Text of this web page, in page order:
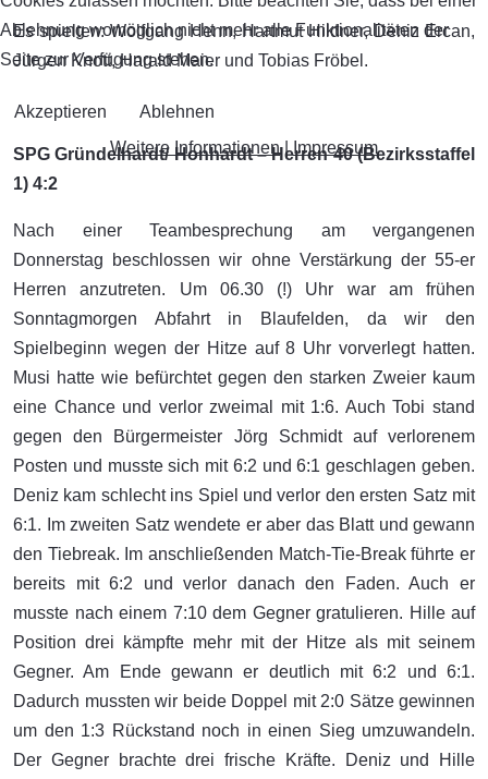
Es spielten: Wolfgang Henn, Hartmut Hildner, Deniz Ercan,
Jürgen Knott, Harald Maier und Tobias Fröbel.
SPG Gründelhardt/ Honhardt – Herren 40 (Bezirksstaffel
1) 4:2
Nach einer Teambesprechung am vergangenen
Donnerstag beschlossen wir ohne Verstärkung der 55-er
Herren anzutreten. Um 06.30 (!) Uhr war am frühen
Sonntagmorgen Abfahrt in Blaufelden, da wir den
Spielbeginn wegen der Hitze auf 8 Uhr vorverlegt hatten.
Musi hatte wie befürchtet gegen den starken Zweier kaum
eine Chance und verlor zweimal mit 1:6. Auch Tobi stand
gegen den Bürgermeister Jörg Schmidt auf verlorenem
Posten und musste sich mit 6:2 und 6:1 geschlagen geben.
Deniz kam schlecht ins Spiel und verlor den ersten Satz mit
6:1. Im zweiten Satz wendete er aber das Blatt und gewann
den Tiebreak. Im anschließenden Match-Tie-Break führte er
bereits mit 6:2 und verlor danach den Faden. Auch er
musste nach einem 7:10 dem Gegner gratulieren. Hille auf
Position drei kämpfte mehr mit der Hitze als mit seinem
Gegner. Am Ende gewann er deutlich mit 6:2 und 6:1.
Dadurch mussten wir beide Doppel mit 2:0 Sätze gewinnen
um den 1:3 Rückstand noch in einen Sieg umzuwandeln.
Der Gegner brachte drei frische Kräfte. Deniz und Hille
Ablehnung womöglich nicht mehr alle Funktionalitäten der
Seite zur Verfügung stehen.
Akzeptieren
Ablehnen
Weitere Informationen|Impressum